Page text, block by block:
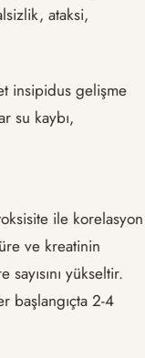
ataksi,
insipidus gelişme
su kaybı,
ile korelasyon
ve kreatinin
yükseltir.
başlangıçta 2-4